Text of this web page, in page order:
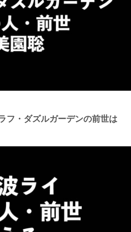
フ・ダズルガーデンの前世は